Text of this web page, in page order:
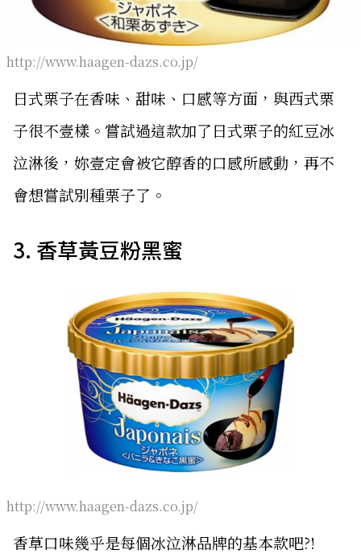
http://www.haagen-dazs.co.jp/
日式栗子在香味、甜味、口感等方面，與西式栗
子很不壹樣。嘗試過這款加了日式栗子的紅豆冰
泣淋後，妳壹定會被它醇香的口感所感動，再不
會想嘗試別種栗子了。
3. 香草黃豆粉黑蜜
http://www.haagen-dazs.co.jp/
香草口味幾乎是每個冰泣淋品牌的基本款吧?!